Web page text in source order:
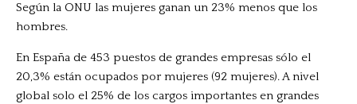
Según la ONU las mujeres ganan un 23% menos que los
hombres.
En España de 453 puestos de grandes empresas sólo el
20,3% están ocupados por mujeres (92 mujeres). A nivel
global solo el 25% de los cargos importantes en grandes